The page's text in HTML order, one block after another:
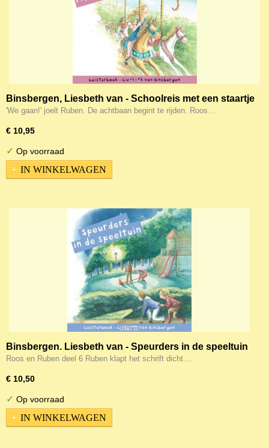
Binsbergen, Liesbeth van - Schoolreis met een staartje
'We gaan!' joelt Ruben. De achtbaan begint te rijden. Roos…
€ 10,95
✓ Op voorraad
IN WINKELWAGEN
Binsbergen. Liesbeth van - Speurders in de speeltuin
(vertelCD)
Roos en Ruben deel 6 Ruben klapt het schrift dicht.…
€ 10,50
✓ Op voorraad
IN WINKELWAGEN